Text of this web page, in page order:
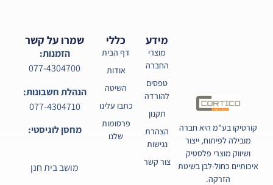
קורטיקו בע"מ היא חברה
מובילה לפיתוח, ייצור
ושיווק מוצרי פלסטיק
איכותיים כחול-לבן בשיטת
הזרקה.
כללי
דף הבית
אודות
השיטה
כתבו עלינו
פרסומות
שלנו
מידע
מוצרי
החברה
טפסים
להורדה
תקנון
הצהרת
נגישות
צור קשר
שמרו על קשר
הזמנות:
077-4304700
הנהלת חשבונות:
077-4304710
מחסן לוגיסטי:
מושב בית חנן